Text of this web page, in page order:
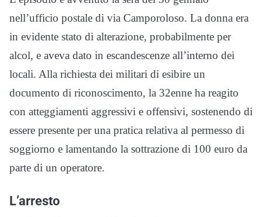
nell’ufficio postale di via Camporoloso. La donna era
in evidente stato di alterazione, probabilmente per
alcol, e aveva dato in escandescenze all’interno dei
locali. Alla richiesta dei militari di esibire un
documento di riconoscimento, la 32enne ha reagito
con atteggiamenti aggressivi e offensivi, sostenendo di
essere presente per una pratica relativa al permesso di
soggiorno e lamentando la sottrazione di 100 euro da
parte di un operatore.
L’arresto